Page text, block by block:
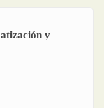
y